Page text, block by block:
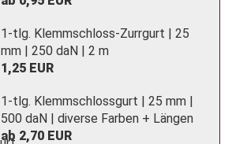
1-tlg. Klemmschloss-Zurrgurt | 25
mm | 250 daN | 2 m
1,25 EUR
1-tlg. Klemmschlossgurt | 25 mm |
500 daN | diverse Farben + Längen
ab 2,70 EUR